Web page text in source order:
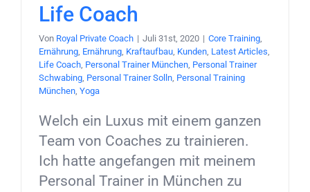
Life Coach
Von Royal Private Coach | Juli 31st, 2020 | Core Training,
Ernährung, Ernährung, Kraftaufbau, Kunden, Latest Articles,
Life Coach, Personal Trainer München, Personal Trainer
Schwabing, Personal Trainer Solln, Personal Training
München, Yoga
Welch ein Luxus mit einem ganzen
Team von Coaches zu trainieren.
Ich hatte angefangen mit meinem
Personal Trainer in München zu